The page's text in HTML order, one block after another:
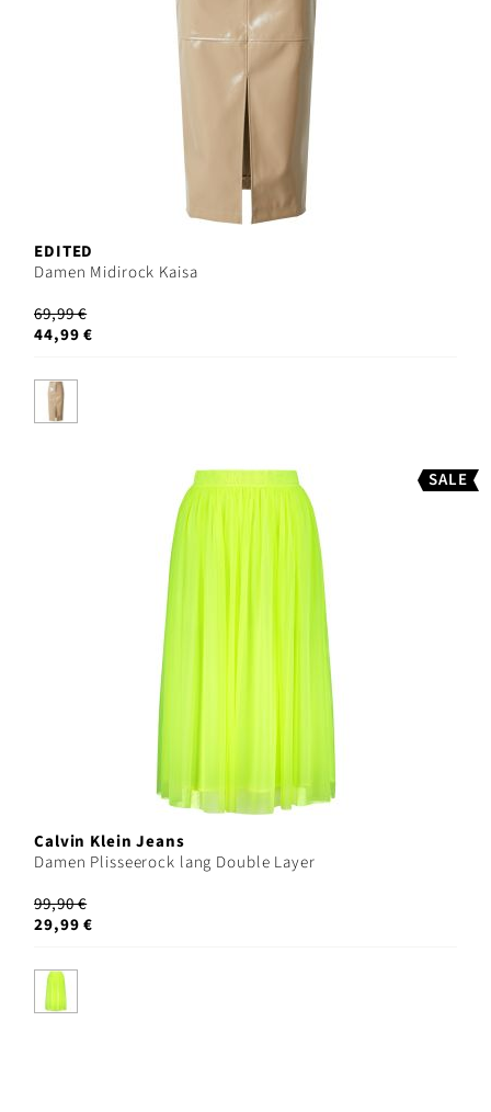
EDITED
Damen Midirock Kaisa
69,99 €
44,99 €
SALE
Calvin Klein Jeans
Damen Plisseerock lang Double Layer
99,90 €
29,99 €